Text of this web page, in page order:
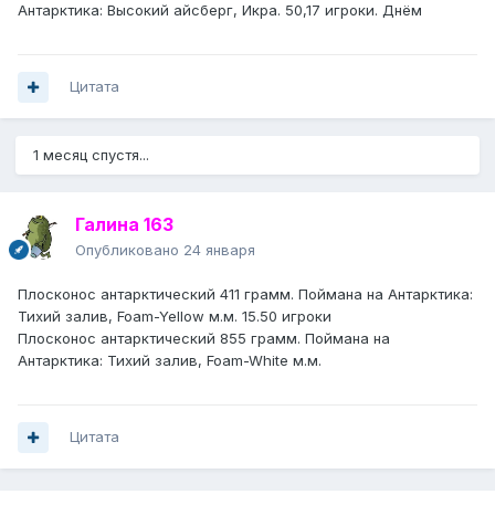
Антарктика: Высокий айсберг, Икра. 50,17 игроки. Днём
Цитата
1 месяц спустя...
Галина 163
Опубликовано 24 января
Плосконос антарктический 411 грамм. Поймана на Антарктика:
Тихий залив, Foam-Yellow м.м. 15.50 игроки
Плосконос антарктический 855 грамм. Поймана на
Антарктика: Тихий залив, Foam-White м.м.
Цитата